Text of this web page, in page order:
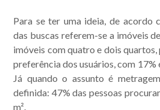
Para se ter uma ideia, de acordo
das buscas referem-se a imóveis
imóveis com quatro e dois
preferência dos usuários, com
Já quando o assunto é
definida: 47% das pessoas
m².